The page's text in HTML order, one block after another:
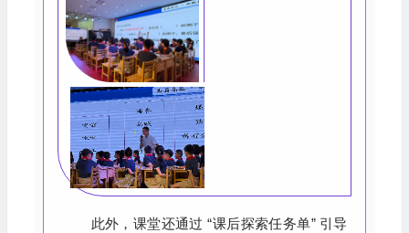
此外，课堂还通过 “课后探索任务单” 引导